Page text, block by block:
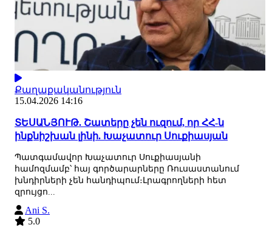
Քաղաքականություն
15.04.2026 14:16
ՏԵՍԱՆՅՈՒԹ. Շատերը չեն ուզում, որ ՀՀ-ն
ինքնիշխան լինի. Խաչատուր Սուքիասյան
Պատգամավոր Խաչատուր Սուքիասյանի
համոզմամբ՝ հայ գործարարները Ռուսաստանում
խնդիրների չեն հանդիպում։Լրագրողների հետ
զրույցո...
Ani S.
5.0